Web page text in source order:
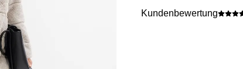
Kundenbewertung